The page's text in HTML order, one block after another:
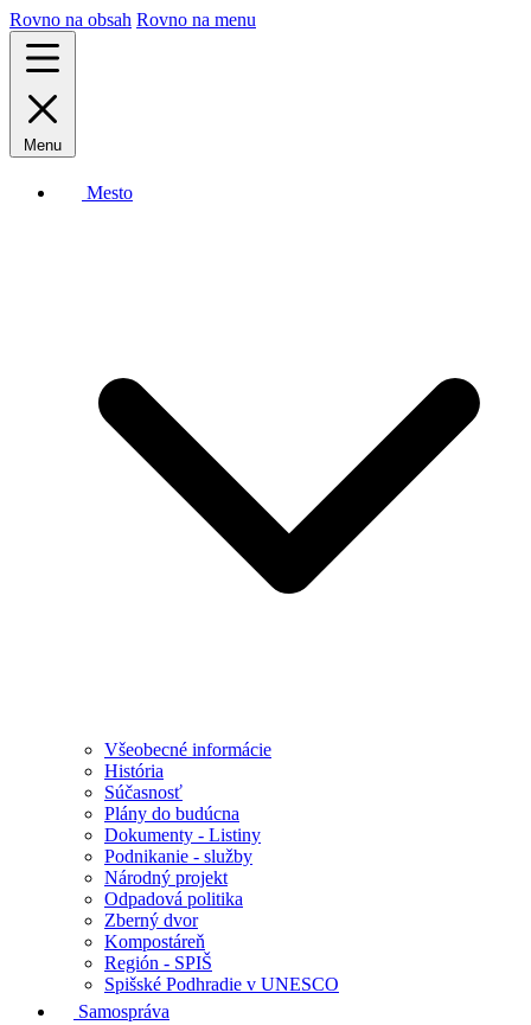
Rovno na obsah Rovno na menu
Menu
Mesto
Všeobecné informácie
História
Súčasnosť
Plány do budúcna
Dokumenty - Listiny
Podnikanie - služby
Národný projekt
Odpadová politika
Zberný dvor
Kompostáreň
Región - SPIŠ
Spišské Podhradie v UNESCO
Samospráva